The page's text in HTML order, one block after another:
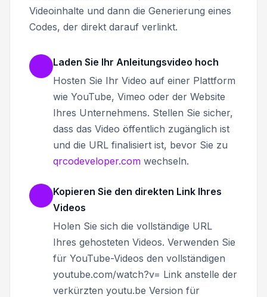
Videoinhalte und dann die Generierung eines
Codes, der direkt darauf verlinkt.
Laden Sie Ihr Anleitungsvideo hoch
Hosten Sie Ihr Video auf einer Plattform
wie YouTube, Vimeo oder der Website
Ihres Unternehmens. Stellen Sie sicher,
dass das Video öffentlich zugänglich ist
und die URL finalisiert ist, bevor Sie zu
qrcodeveloper.com wechseln.
Kopieren Sie den direkten Link Ihres
Videos
Holen Sie sich die vollständige URL
Ihres gehosteten Videos. Verwenden Sie
für YouTube-Videos den vollständigen
youtube.com/watch?v= Link anstelle der
verkürzten youtu.be Version für